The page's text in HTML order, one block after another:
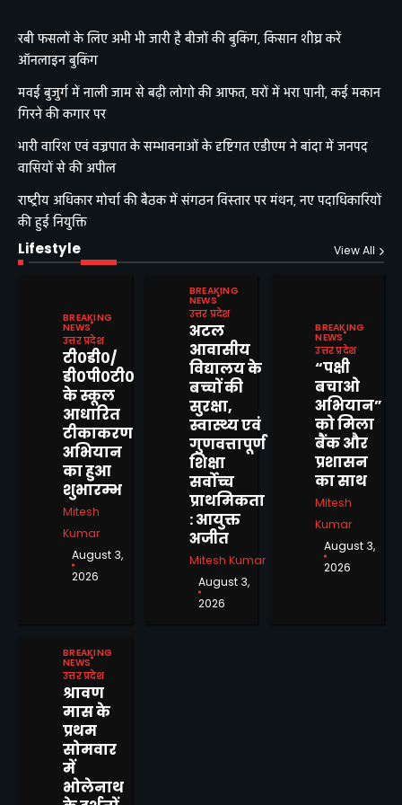
रबी फसलों के लिए अभी भी जारी है बीजों की बुकिंग, किसान शीघ्र करें
ऑनलाइन बुकिंग
मवई बुजुर्ग में नाली जाम से बढ़ी लोगो की आफत, घरों में भरा पानी, कई मकान
गिरने की कगार पर
भारी वारिश एवं वज्रपात के सम्भावनाओं के दृष्टिगत एडीएम ने बांदा में जनपद
वासियों से की अपील
राष्ट्रीय अधिकार मोर्चा की बैठक में संगठन विस्तार पर मंथन, नए पदाधिकारियों
की हुई नियुक्ति
Lifestyle View All
BREAKING
NEWS
उत्तर प्रदेश
टी०डी०/
डी०पी०टी०
के स्कूल
आधारित
टीकाकरण
अभियान
का हुआ
शुभारम्भ
Mitesh
Kumar
August 3,
2026
BREAKING
NEWS
उत्तर प्रदेश
अटल
आवासीय
विद्यालय के
बच्चों की
सुरक्षा,
स्वास्थ्य एवं
गुणवत्तापूर्ण
शिक्षा
सर्वोच्च
प्राथमिकता
: आयुक्त
अजीत
Mitesh Kumar
August 3,
2026
BREAKING
NEWS
उत्तर प्रदेश
“पक्षी
बचाओ
अभियान”
को मिला
बैंक और
प्रशासन
का साथ
Mitesh
Kumar
August 3,
2026
BREAKING
NEWS
उत्तर प्रदेश
श्रावण
मास के
प्रथम
सोमवार
में
भोलेनाथ
मवई बुजुर्ग में नाली जाम से बढ़ी
लोगो की आफत, घरों में भरा पानी,
कई मकान गिरने की कगार पर
Mitesh Kumar
भारी वारिश एवं वज्रपात के
सम्भावनाओं के दृष्टिगत एडीएम ने
बांदा में जनपद वासियों से की अपील
Mitesh Kumar
राष्ट्रीय अधिकार मोर्चा की बैठक में
संगठन विस्तार पर मंथन, नए